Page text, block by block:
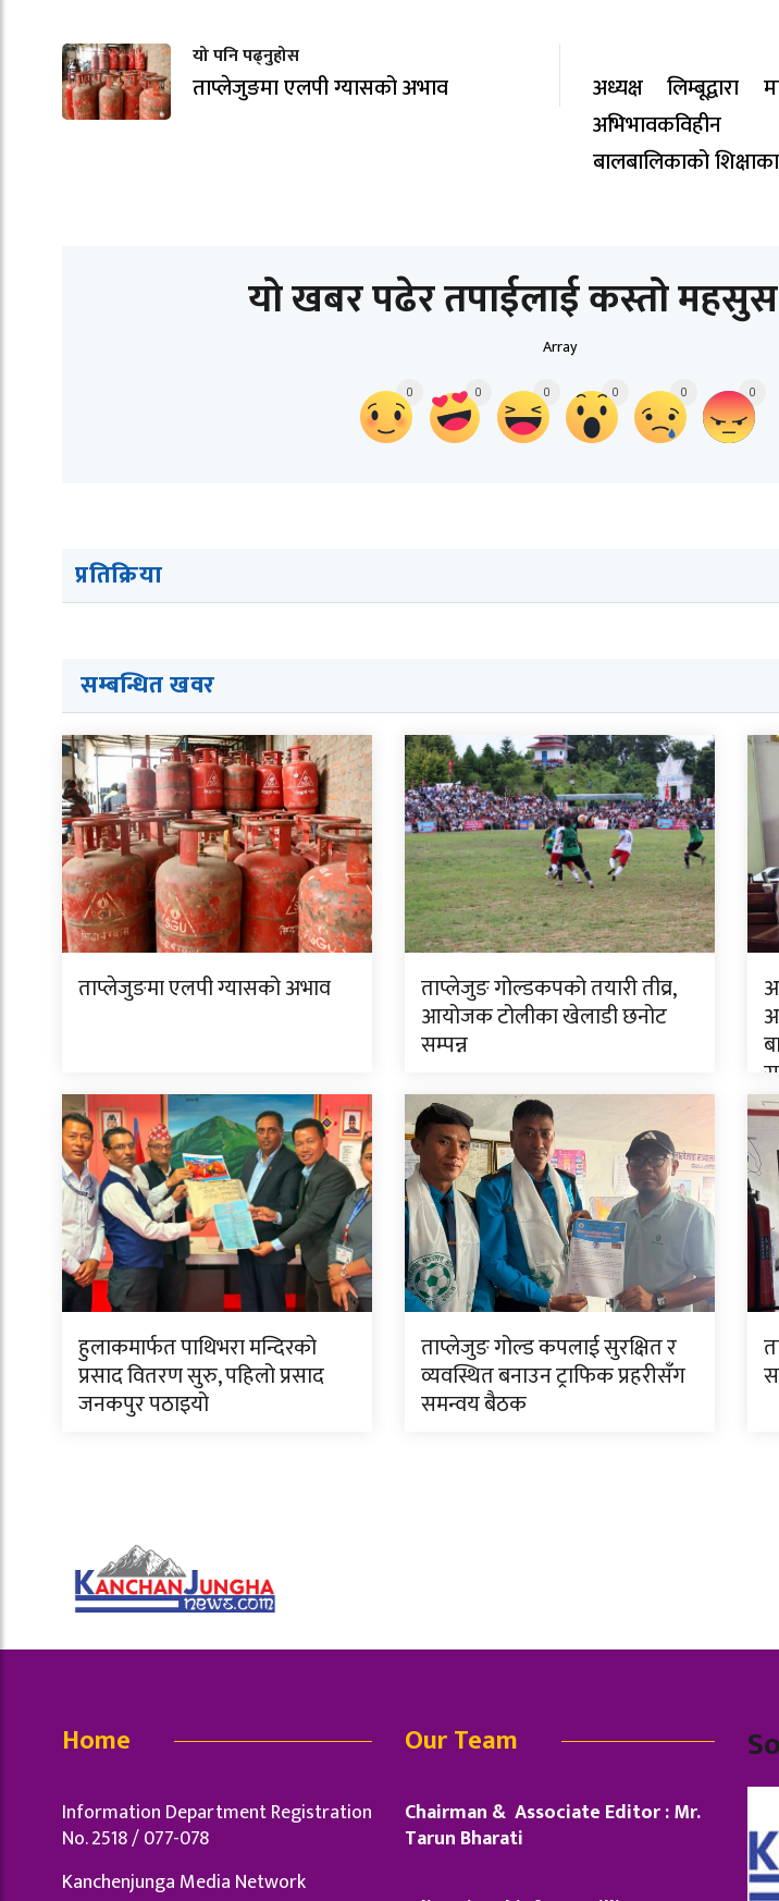
यो पनि पढ्नुहोस
ताप्लेजुङमा एलपी ग्यासको अभाव
अध्यक्ष लिम्बूद्वारा
बालबालिकाको
यो खबर पढेर तपाईलाई कस्तो
Array
0 0 0 0 0 0
प्रतिक्रिया
सम्बन्धित खवर
ताप्लेजुङमा एलपी ग्यासको अभाव ताप्लेजुङ गोल्डकपको तयारी तीव्र,
आयोजक टोलीका खेलाडी छनोट
सम्पन्न
हुलाकमार्फत पाथिभरा मन्दिरको
प्रसाद वितरण सुरु, पहिलो प्रसाद
जनकपुर पठाइयो
ताप्लेजुङ गोल्ड कपलाई सुरक्षित र
व्यवस्थित बनाउन ट्राफिक प्रहरीसँग
समन्वय बैठक
Home
Information Department Registration
No. 2518 / 077-078
Kanchenjunga Media Network
Our Team
Chairman & Associate Editor : Mr.
Tarun Bharati